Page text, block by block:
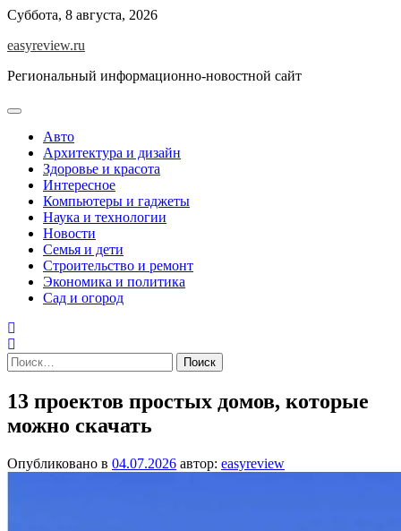
Перейти
содержимому
Суббота, 8 августа, 2026
easyreview.ru
Региональный информационно-новостной сайт
Авто
Архитектура и дизайн
Здоровье и красота
Интересное
Компьютеры и гаджеты
Наука и технологии
Новости
Семья и дети
Строительство и ремонт
Экономика и политика
Сад и огород
Найти:
13 проектов простых домов, которые
можно скачать
Опубликовано в 04.07.2026 автор: easyreview